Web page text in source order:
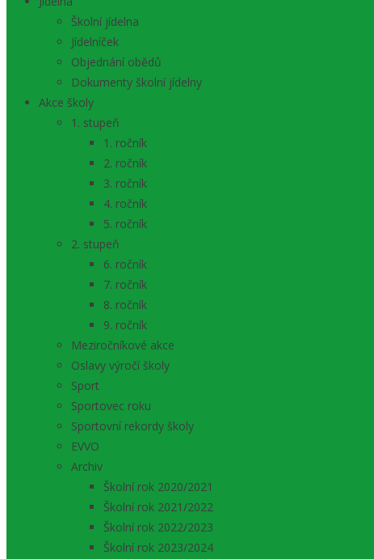
Školní jídelna
Jídelníček
Objednání obědů
Dokumenty školní jídelny
Akce školy
1. stupeň
1. ročník
2. ročník
3. ročník
4. ročník
5. ročník
2. stupeň
6. ročník
7. ročník
8. ročník
9. ročník
Meziročníkové akce
Oslavy výročí školy
Sport
Sportovec roku
Sportovní rekordy školy
EVVO
Archiv
Školní rok 2020/2021
Školní rok 2021/2022
Školní rok 2022/2023
Školní rok 2023/2024